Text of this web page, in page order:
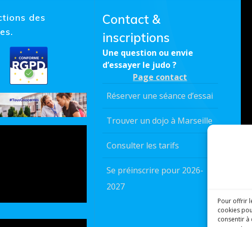
Pour offrir
cookies
consentir à
des
Contact &
inscriptions
Une question ou envie
d’essayer le judo ?
Page contact
Réserver une séance d’essai
Trouver un dojo à Marseille
Consulter les tarifs
Se préinscrire pour 2026-
2027